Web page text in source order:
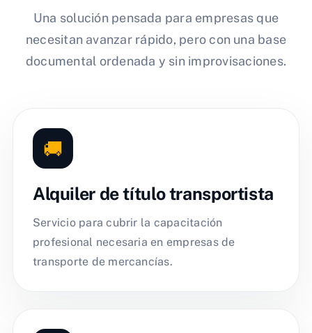
Una solución pensada para empresas que
necesitan avanzar rápido, pero con una base
documental ordenada y sin improvisaciones.
🚚
Alquiler de título transportista
Servicio para cubrir la capacitación
profesional necesaria en empresas de
transporte de mercancías.